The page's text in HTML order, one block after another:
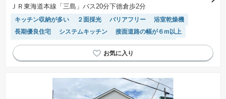
ＪＲ東海道本線「三島」バス20分下徳倉歩2分
キッチン収納が多い ２面採光 バリアフリー
浴室乾燥機
長期優良住宅
システムキッチン
接面道路の幅が６m以上
窓付き浴室
温水洗浄便座 対面キッチン
陽当り良好
トイレ2個以上